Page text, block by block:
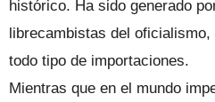
histórico. Ha sido generado
librecambistas del
todo tipo de importaciones.
Mientras que en el mundo